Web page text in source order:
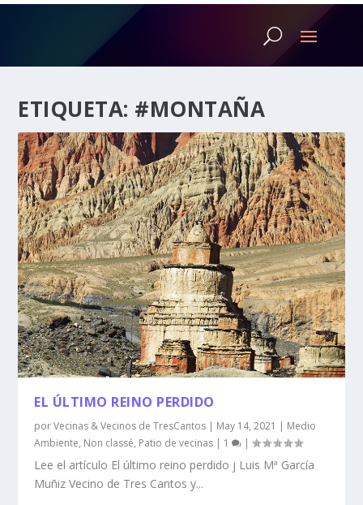
ETIQUETA: #MONTAÑA
EL ÚLTIMO REINO PERDIDO
porVecinas & Vecinos de TresCantos | May 14, 2021 | Medio
Ambiente, Non classé, Patio de vecinas | 1 |
Lee el artículo El último reino perdido j Luis Mª García
Muñiz Vecino de Tres Cantos y...